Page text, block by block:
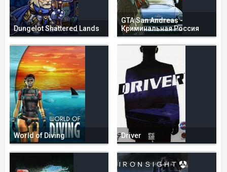
Dungelot Shattered Lands
GTA San Andreas -
Криминальная Россия
World of Diving Driver